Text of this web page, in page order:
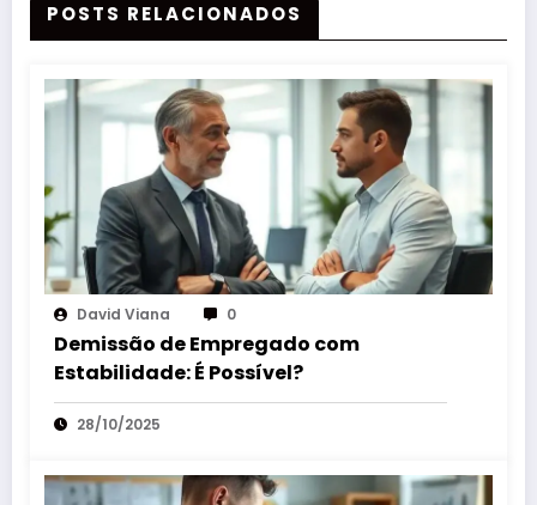
POSTS RELACIONADOS
David Viana 0
Demissão de Empregado com
Estabilidade: É Possível?
28/10/2025